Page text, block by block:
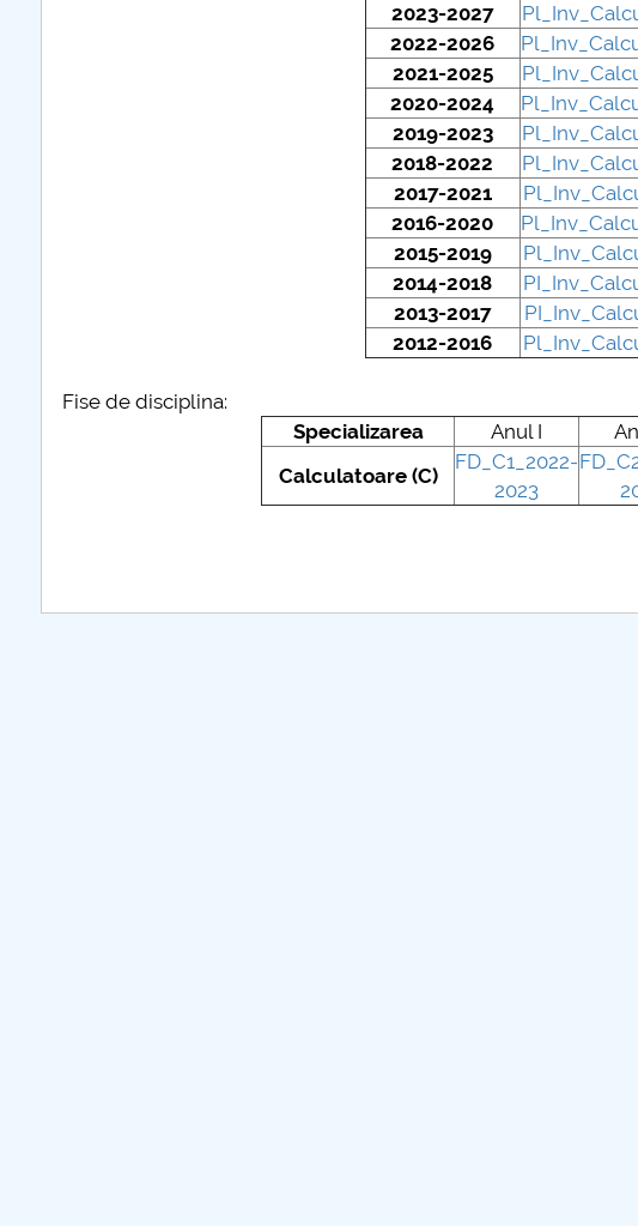
2023-2027
2022-2026
2021-2025
2020-2024
2019-2023
2018-2022
2017-2021
2016-2020
2015-2019
2014-2018
2013-2017
2012-2016
Fise de disciplina:
Specializarea
Anul I
Calculatoare (C)
FD_C1_2022-
2023
COMUNICAT Eveniment de
informare și promovare a
universitare la Colegiul
Teoretic „Ion Cantacuzino”
COMUNICAT Eveniment de
mai multe informatii...